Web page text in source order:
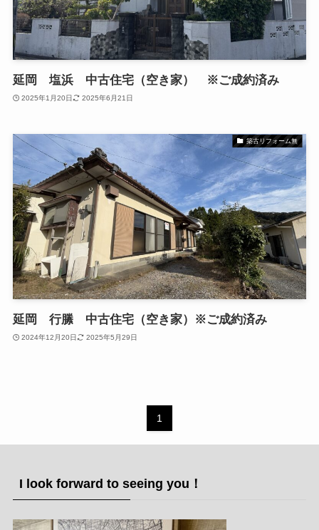
延岡 塩浜 中古住宅（空き家） ※ご成約済み
2025年1月20日 2025年6月21日
築古リフォーム無
延岡 行縢 中古住宅（空き家）※ご成約済み
2024年12月20日 2025年5月29日
1
I look forward to seeing you！